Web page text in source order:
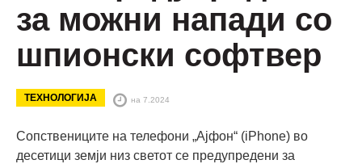
за можни напади со
шпионски софтвер
ТЕХНОЛОГИЈА на 7.2024
Сопствениците на телефони „Ајфон“ (iPhone) во
десетици земји низ светот се предупредени за